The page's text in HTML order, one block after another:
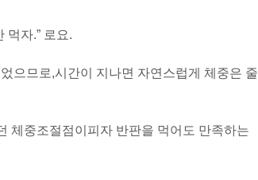
먹자.” 로요.
으므로,시간이 지나면 자연스럽게 체중은 줄
체중조절점이 피자 반판을 먹어도 만족하는